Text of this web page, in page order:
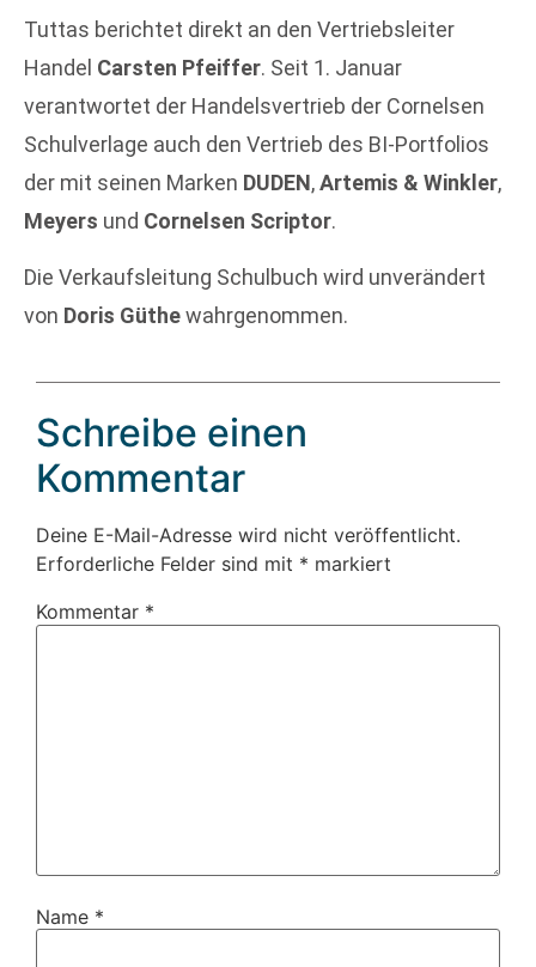
Tuttas berichtet direkt an den Vertriebsleiter
Handel Carsten Pfeiffer. Seit 1. Januar
verantwortet der Handelsvertrieb der Cornelsen
Schulverlage auch den Vertrieb des BI-Portfolios
der mit seinen Marken DUDEN,Artemis & Winkler,
Meyers und Cornelsen Scriptor.
Die Verkaufsleitung Schulbuch wird unverändert
von Doris Güthewahrgenommen.
Schreibe einen
Kommentar
Deine E-Mail-Adresse wird nicht veröffentlicht.
Erforderliche Felder sind mit * markiert
Kommentar *
Name *